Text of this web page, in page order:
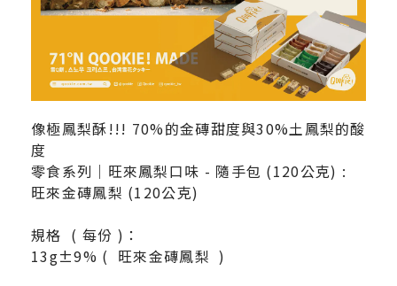
像極鳳梨酥!!! 70%的金磚甜度與30%土鳳梨的酸
度
零食系列｜旺來鳳梨口味 - 隨手包 (120公克) :
旺來金磚鳳梨 (120公克)
規格 ( 每份 )：
13g±9% ( 旺來金磚鳳梨 )